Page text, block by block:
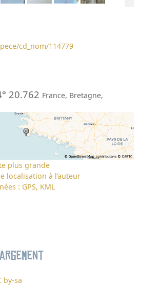
cd_nom/114779
20.762 France, Bretagne,
plus grande
localisation à l’auteur
: GPS, KML
by-sa